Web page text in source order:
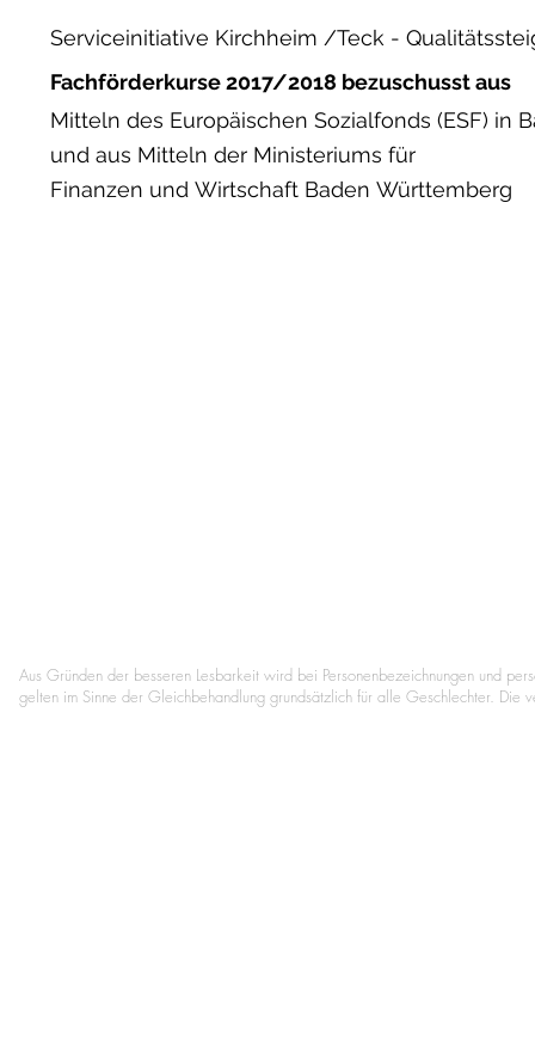
Serviceinitiative Kirchheim /Teck -
Fachförderkurse 2017/2018 bezuschusst aus
Mitteln des Europäischen Sozialfonds (ESF) in
und aus Mitteln der Ministeriums für
Finanzen und Wirtschaft Baden Württemberg
Aus Gründen der besseren Lesbarkeit wird bei Personenbezeichnungen und
gelten im Sinne der Gleichbehandlung grundsätzlich für alle Geschlechter.